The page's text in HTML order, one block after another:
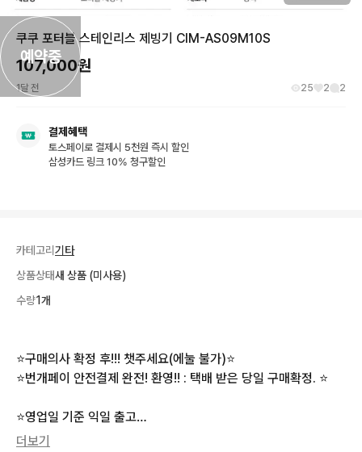
예약중
쿠쿠 포터블 스테인리스 제빙기 CIM-AS09M10S
107,000원
1달 전 25 2 2
결제혜택
토스페이로 결제시 5천원 즉시 할인
삼성카드 링크 10% 청구할인
카테고리 기타
상품상태새 상품 (미사용)
수량1개
⭐️구매의사 확정 후!!! 챗주세요(에눌 불가)⭐️
⭐️번개페이 안전결제 완전! 환영!! : 택배 받은 당일 구매확정. ⭐️
⭐️영업일 기준 익일 출고
⭐️완전 미개봉! 새상품! 박스채 미개봉
더보기